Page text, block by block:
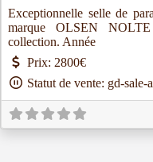
Exceptionnelle selle de
marque OLSEN
collection. Année
Prix: 2800€
Statut de vente: gd-sale-